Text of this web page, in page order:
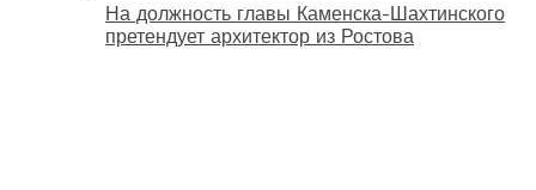
На должность главы Каменска-Шахтинского
претендует архитектор из Ростова